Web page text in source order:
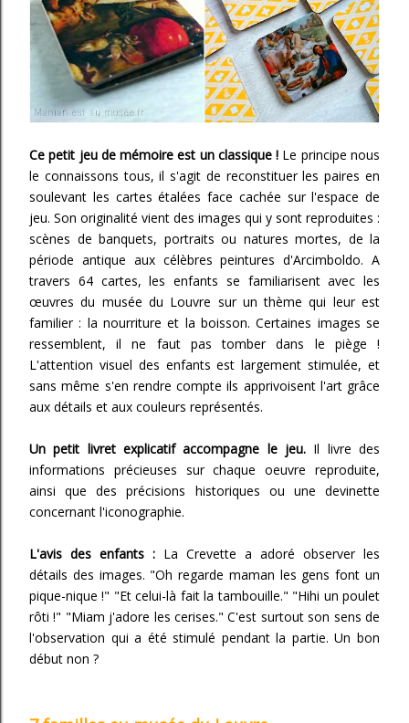
Ce petit jeu de mémoire est un classique ! Le principe nous
le connaissons tous, il s'agit de reconstituer les paires en
soulevant les cartes étalées face cachée sur l'espace de
jeu. Son originalité vient des images qui y sont reproduites :
scènes de banquets, portraits ou natures mortes, de la
période antique aux célèbres peintures d'Arcimboldo. A
travers 64 cartes, les enfants se familiarisent avec les
œuvres du musée du Louvre sur un thème qui leur est
familier : la nourriture et la boisson. Certaines images se
ressemblent, il ne faut pas tomber dans le piège !
L'attention visuel des enfants est largement stimulée, et
sans même s'en rendre compte ils apprivoisent l'art grâce
aux détails et aux couleurs représentés.
Un petit livret explicatif accompagne le jeu. Il livre des
informations précieuses sur chaque oeuvre reproduite,
ainsi que des précisions historiques ou une devinette
concernant l'iconographie.
L'avis des enfants : La Crevette a adoré observer les
détails des images. "Oh regarde maman les gens font un
pique-nique !" "Et celui-là fait la tambouille." "Hihi un poulet
rôti !" "Miam j'adore les cerises." C'est surtout son sens de
l'observation qui a été stimulé pendant la partie. Un bon
début non ?